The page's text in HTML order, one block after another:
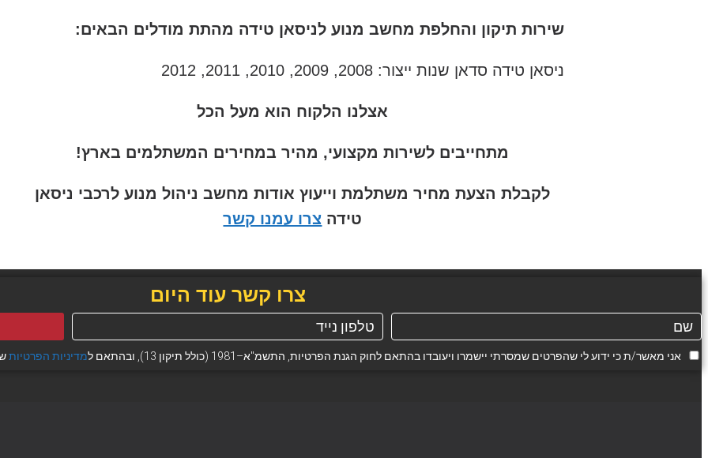
שירות תיקון והחלפת מחשב מנוע לניסאן טידה מהתת מודלים הבאים:
ניסאן טידה סדאן שנות ייצור: 2008, 2009, 2010, 2011, 2012
אצלנו הלקוח הוא מעל הכל
מתחייבים לשירות מקצועי, מהיר במחירים המשתלמים בארץ!
לקבלת הצעת מחיר משתלמת וייעוץ אודות מחשב ניהול מנוע לרכבי ניסאן
טידה צרו עמנו קשר
צרו קשר עוד היום
אני מאשר/ת כי ידוע לי שהפרטים שמסרתי יישמרו ויעובדו בהתאם לחוק הגנת הפרטיות, התשמ"א–1981 (כולל תיקון 13), ובהתאם ל מדיניות הפרטיות